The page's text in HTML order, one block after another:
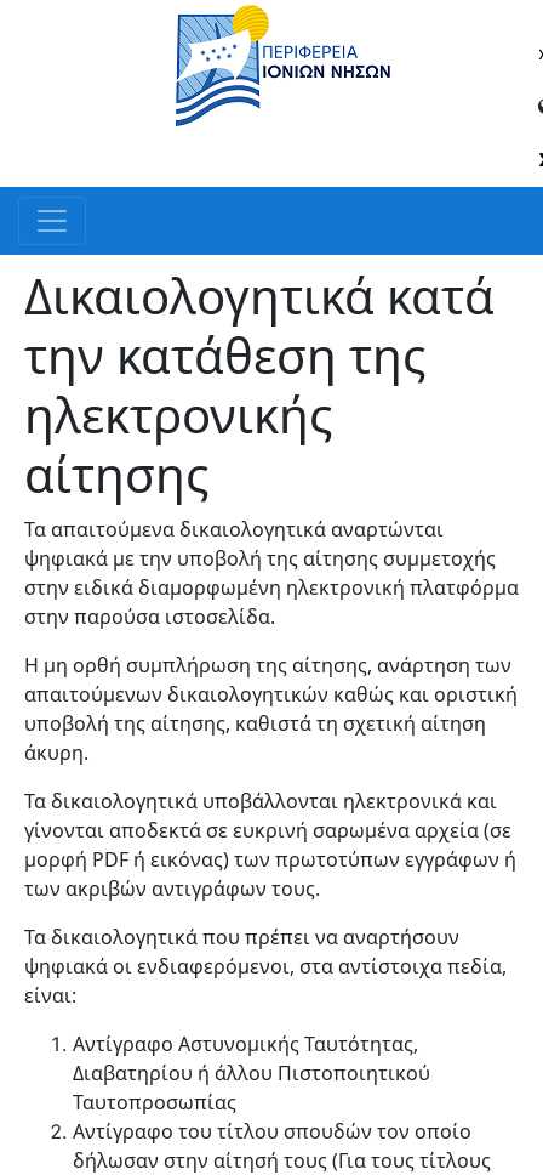
Δικαιολογητικά κατά
την κατάθεση της
ηλεκτρονικής
αίτησης
Τα απαιτούμενα δικαιολογητικά αναρτώνται
ψηφιακά με την υποβολή της αίτησης συμμετοχής
στην ειδικά διαμορφωμένη ηλεκτρονική πλατφόρμα
στην παρούσα ιστοσελίδα.
Η μη ορθή συμπλήρωση της αίτησης, ανάρτηση των
απαιτούμενων δικαιολογητικών καθώς και οριστική
υποβολή της αίτησης, καθιστά τη σχετική αίτηση
άκυρη.
Τα δικαιολογητικά υποβάλλονται ηλεκτρονικά και
γίνονται αποδεκτά σε ευκρινή σαρωμένα αρχεία (σε
μορφή PDF ή εικόνας) των πρωτοτύπων εγγράφων ή
των ακριβών αντιγράφων τους.
Τα δικαιολογητικά που πρέπει να αναρτήσουν
ψηφιακά οι ενδιαφερόμενοι, στα αντίστοιχα πεδία,
είναι:
Αντίγραφο Αστυνομικής Ταυτότητας,
Διαβατηρίου ή άλλου Πιστοποιητικού
Ταυτοπροσωπίας
Αντίγραφο του τίτλου σπουδών τον οποίο
δήλωσαν στην αίτησή τους (Για τους τίτλους